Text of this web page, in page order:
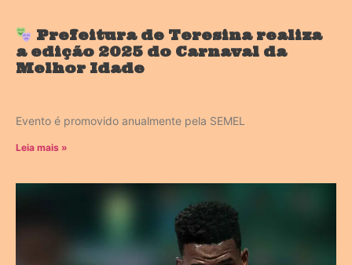
Prefeitura de Teresina realiza
a edição 2025 do Carnaval da
Melhor Idade
Evento é promovido anualmente pela SEMEL
Leia mais »